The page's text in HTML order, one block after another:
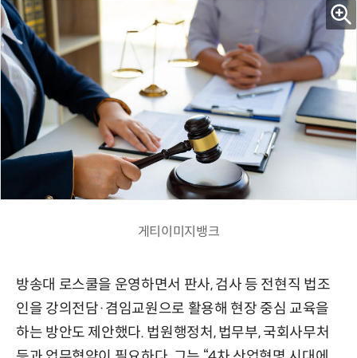
게티이미지뱅크
방송대 로스쿨을 운영하면서 판사, 검사 등 전현직 법조
인을 강의전담·겸임교원으로 활용해 현장 중심 교육을
하는 방안도 제안했다. 법원행정처, 법무부, 국회사무처